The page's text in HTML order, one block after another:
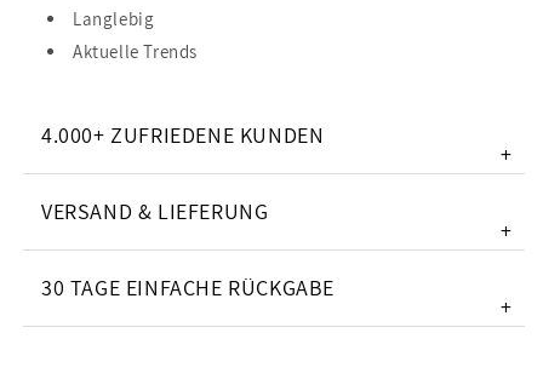
Langlebig
Aktuelle Trends
4.000+ ZUFRIEDENE KUNDEN
+
VERSAND & LIEFERUNG
+
30 TAGE EINFACHE RÜCKGABE
+